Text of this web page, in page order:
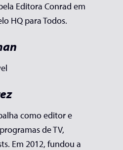
Editora Conrad em
HQ para Todos.
como editor e
de TV,
Em 2012, fundou a